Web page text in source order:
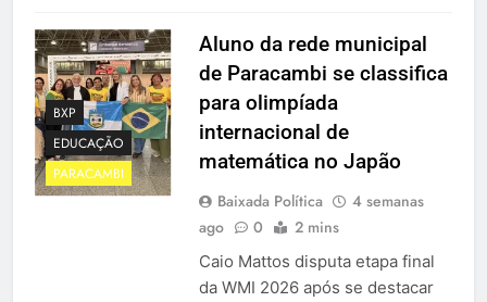
BXP
EDUCAÇÃO
PARACAMBI
Aluno da rede municipal
de Paracambi se classifica
para olimpíada
internacional de
matemática no Japão
Baixada Política
4 semanas
ago
0 2 mins
Caio Mattos disputa etapa final
da WMI 2026 após se destacar